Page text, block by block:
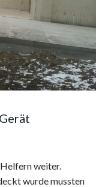
weiter.
wurde mussten